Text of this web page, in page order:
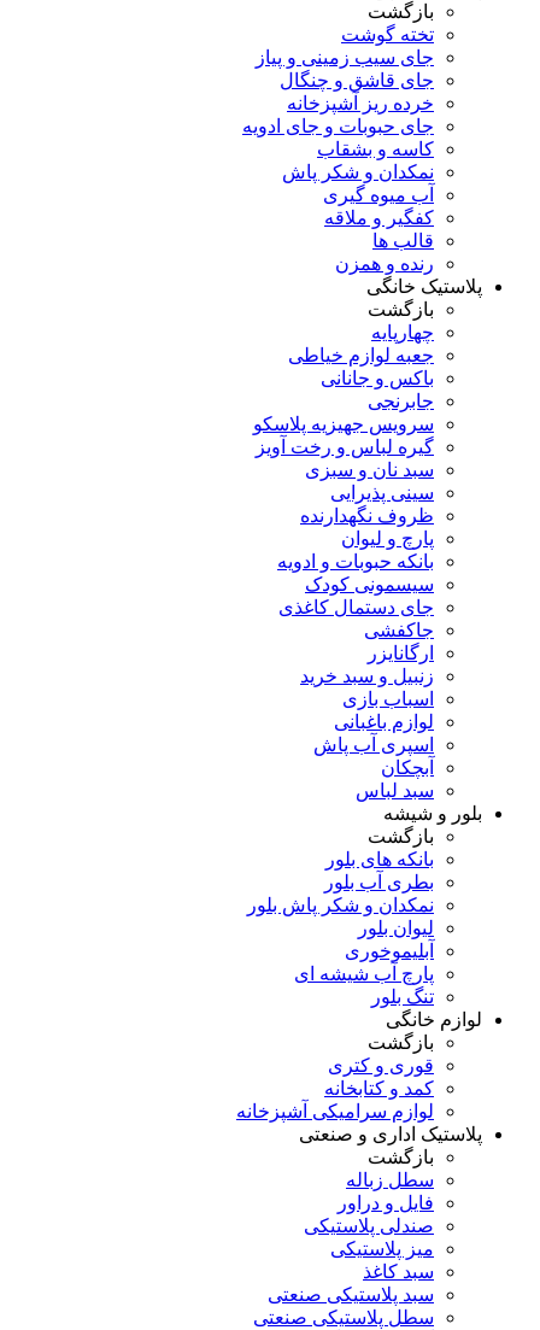
بازگشت
تخته گوشت
جای سیب زمینی و پیاز
جای قاشق و چنگال
خرده ریز آشپزخانه
جای حبوبات و جای ادویه
کاسه و بشقاب
نمکدان و شکر پاش
آب میوه گیری
کفگیر و ملاقه
قالب ها
رنده و همزن
پلاستیک خانگی
بازگشت
چهارپایه
جعبه لوازم خیاطی
باکس و جانانی
جابرنجی
سرویس جهیزیه پلاسکو
گیره لباس و رخت آویز
سبد نان و سبزی
سینی پذیرایی
ظروف نگهدارنده
پارچ و لیوان
بانکه حبوبات و ادویه
سیسمونی کودک
جای دستمال کاغذی
جاکفشی
ارگانایزر
زنبیل و سبد خرید
اسباب بازی
لوازم باغبانی
اسپری آب پاش
آبچکان
سبد لباس
بلور و شیشه
بازگشت
بانکه های بلور
بطری آب بلور
نمکدان و شکر پاش بلور
لیوان بلور
آبلیموخوری
پارچ آب شیشه ای
تنگ بلور
لوازم خانگی
بازگشت
قوری و کتری
کمد و کتابخانه
لوازم سرامیکی آشپزخانه
پلاستیک اداری و صنعتی
بازگشت
سطل زباله
فایل و دراور
صندلی پلاستیکی
میز پلاستیکی
سبد کاغذ
سبد پلاستیکی صنعتی
سطل پلاستیکی صنعتی